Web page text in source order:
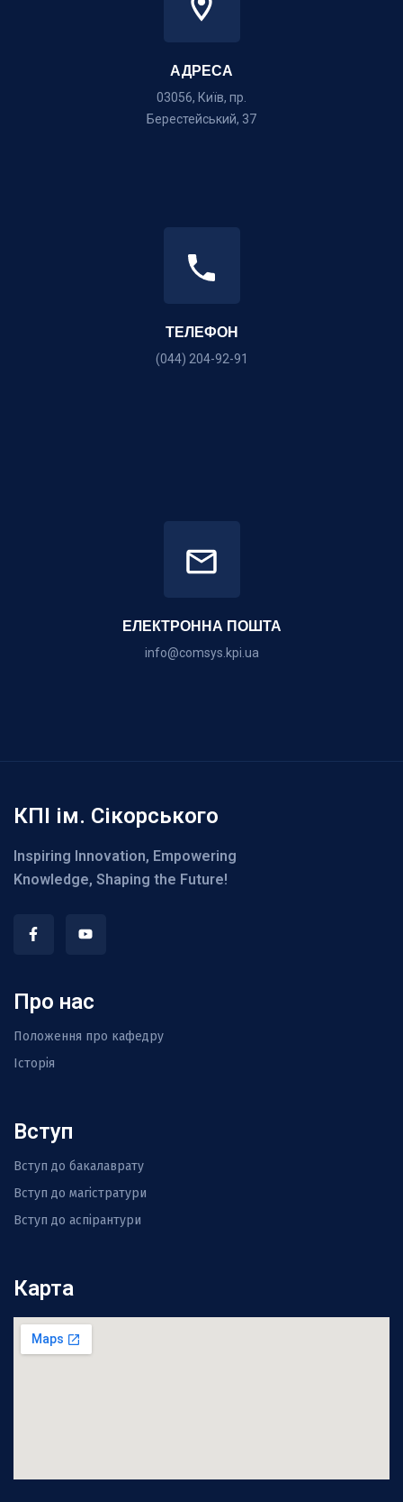
АДРЕСА
03056, Київ, пр.
Берестейський, 37
ТЕЛЕФОН
(044) 204-92-91
ЕЛЕКТРОННА ПОШТА
info@comsys.kpi.ua
КПІ ім. Сікорського
Inspiring Innovation, Empowering
Knowledge, Shaping the Future!
Про нас
Положення про кафедру
Історія
Вступ
Вступ до бакалаврату
Вступ до магістратури
Вступ до аспірантури
Карта